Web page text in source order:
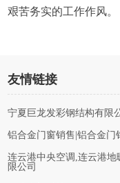
艰苦务实的工作作风。
友情链接
宁夏巨龙发彩钢结构有限
铝合金门窗销售|铝合金门
连云港中央空调,连云港
限公司